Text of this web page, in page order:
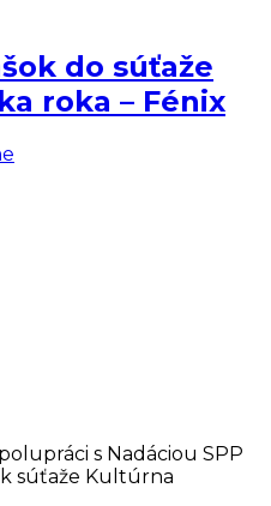
do súťaže
roka – Fénix
s Nadáciou SPP
súťaže Kultúrna